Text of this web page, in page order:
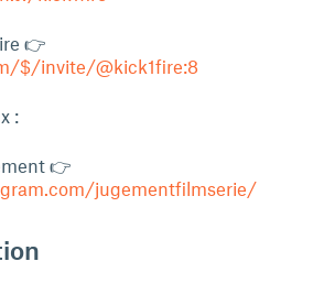
👉
$/invite/@kick1fire:8
:
👉
jugementfilmserie/